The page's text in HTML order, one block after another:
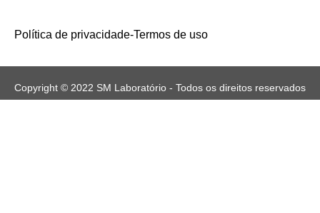
Política de privacidade-Termos de uso
Copyright © 2022 SM Laboratório - Todos os direitos reservados